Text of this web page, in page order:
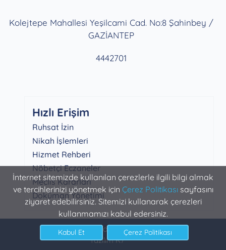
İnternet sitemizde kullanılan çerezlerle ilgili bilgi almak
ve tercihlerinizi yönetmek için Çerez Politikasısayfasını
ziyaret edebilirsiniz. Sitemizi kullanarak çerezleri
kullanmamızı kabul edersiniz.
Kolejtepe Mahallesi Yeşilcami Cad. No:8 Şahinbey /
GAZİANTEP
4442701
Hızlı Erişim
Ruhsat İzin
Nikah İşlemleri
Hizmet Rehberi
Nöbetçi Eczaneler
Meclis Kararları
Doküman Yönetimi
Şahinbey Belediyesi Bilgi İşlem
Yazılım K7